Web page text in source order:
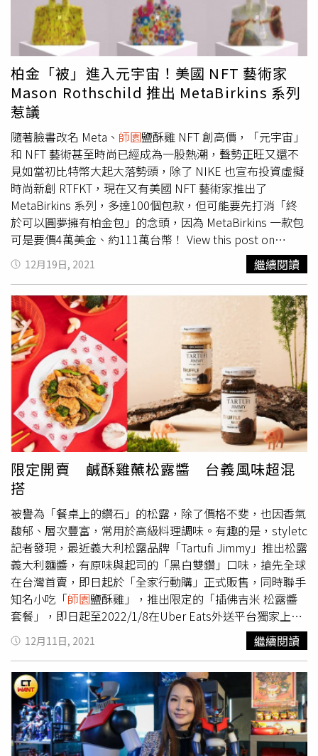
調和石紋展現穩重而高貴的風格，內部更是巧妙隱藏星宇
Logo於細節之中，為整個空間增添了一絲獨特的品味。抬
頭仰望，北極星意象的吊燈閃爍於頂端，猶如星空之中璀璨
的星辰，讓旅客彷彿置身於星宇航空的夢幻航程之上。不僅
視覺上的精心，味覺上更是融入星宇獨家機上香氛『Home
in the air』，透過特有的香氣，營造出宛如家的溫馨感受。
如此同時，旅客得以在視覺和嗅覺的雙重愉悅中，為整個旅
程增添了難忘的回憶。星宇獨家機上香氛『Home in the
air』，透過特有的香氣，營造出宛如家的溫馨感受，為整個
旅程增添了難忘的回憶（圖／影音組）。全區配備免費Wi-Fi
及充電設備，讓旅客能夠自在地處理公務或休息娛樂。佔地
46坪的貴賓室提供30席座位，巧妙的座位設計保有個人隱
私空間，讓每位旅客在這裡都能找到屬於自己的放鬆角落。
對於星宇航空而言，這不僅是一個貴賓室，更是彰顯了他們
對細節和旅客體驗的極致追求，目的就是為了讓每位步入這
片星際奇境的旅客都能夠享受到一場舒適的休息時光。東方
宇逸貴賓室以臺灣特有種國寶級鳥類「藍腹鷳」為意象，更
透過木質的空間設計以穿透式格柵區隔空間，象徵著山嶽神
木的雄峙與懷抱，營造出開闊與寧靜的氛圍（圖／影音
組）。東方宇逸貴賓室：結合自然與現代的極致享受東方宇
逸貴賓室於2020年全新開幕，為旅客提供獨一無二的休息
體驗。貴賓室以臺灣特有種國寶級鳥類「藍腹鷳」為意象，
並透過木質的空間設計以穿透式格柵區隔空間，象徵著山嶽
神木的雄峙與懷抱，營造貴賓室開闊與寧靜的氛圍。為了滿
足每位貴賓的需求，貴賓室提供多樣的區域，包括單人沙發
區和用餐區。特別貼心的是，用餐區分別設立個人用餐區和
多人用餐區，讓旅客可以根據自己的喜好和需求選擇適合的
座位，無論是想要自在地品味咖啡，或是舒適用餐，都能在
這個空間找到心靈的寧靜。貴賓室提供多樣的區域，包括單
人沙發區和用餐區，讓旅客可以根據自己的喜好和需求選擇
適合的座位（圖／影音組）。針對長時間需要在貴賓室久待
的旅客，貴賓室提供無限的網路，並在每個座位都配置充電
座，方便旅客確保電子設備的充足電力。而貴賓室更特別設
有淋浴間，無需額外付費備品應有盡有，只需事先與服務人
員預約，即可享用。東方宇逸貴賓室以其周到貼心的服務和
優雅的環境，為旅客提供了一個愉快的休息場所，使整體旅
行體驗更為完美。長榮航空的四大貴賓室，各自獨特的設計
風格為旅客提供了不同的休憩體驗。The STAR貴賓室各區
不同座椅，滿足客戶不同放鬆需求（圖／長榮航空提供）。
長榮航空貴賓室：探索四大貴賓室愜意之美長榮航空擁有四
間獨特風格的貴賓室，每一間都展現出截然不同的設計理
念，為旅客提供多元的休息體驗。首先，The Garden貴賓
室以典雅獨特的設計、挑高及半開放的空間營造庭園綠意的
悠閒氛圍，且全天供應多款現煮熱食，現代感酒吧於午後還
閃吧可以搶先飲用全面升級的NEW ASAHI SUPER DRY現壓
生啤酒。（圖／ASAHI提供）為了讓台灣消費者品嘗NEW
ASAHI SUPER DRY的升級風味，品牌即日起～7/31在台北
誠品生活南西店設置「NEW ASAHI SUPER DRY潮流快閃
吧」，除了可搶先飲用全面升級的NEW ASAHI SUPER DRY
現壓生啤酒外，還有乾杯燒肉、鼎旺麻辣鍋、 師園鹽酥雞、
通庵熟成咖喱聯手提供經典小食，搭配啤酒更暢快！現場另
設VR體驗區，猶如秒飛日本，身歷其境感受ASAHI SUPER
DRY的生產現場。活動期間，同步串聯台北南西中山商圈10
家精選餐廳，推出啤酒、餐酒組合等多重優惠，並於全台指
定餐廳進行限時買一送一與潮流快閃吧巡迴等多樣活動。另
外，即日起至8/31止，凡購買ASAHI SUPER DRY系列商品
並憑發票登錄LINE官方帳號集點，還可兌換品牌限量禮
盒、高雄洲際酒店住宿劵等多樣好禮，再加碼抽日本來回機
票。※《CTWANT》提醒您：喝酒勿開車！飲酒過量，有害
健康，未滿18歲請勿飲酒。
美味濃縮，開發出首款冷凍鹽酥雞，炸雞表皮酥香、肉質多
汁軟嫩，誓言療癒全台炸物控與宵夜咖，讓大家晚上臨時想
吃鹽酥雞時也可以快速買到。冷凍包採用台灣優良雞隻，透
過獨家中藥醃漬配方，並以號稱業界最薄裹粉技術，保留每
口炸雞都能吃到超過95%雞肉本體，也因胡椒鹽入炸粉，使
風味鹹中帶香不膩口，最後經由急速冷凍技術鎖住美味。只
要送入微波爐1～2分鐘或選擇氣炸5～8分鐘，即可上桌，
值得一提的是，即使是冷凍包，師園鹽酥雞仍堅持每日製程
更換新油，維持最佳品質避免油耗味產生，希望做到盡量與
實體店面現炸風味如出一轍。「韓辛甜薯無骨大口脆雞」單
點價145元，另有搭配套餐與分享餐。 （圖／肯德基提
供）另外速食品牌肯德基則於近日推出韓系新品「韓辛甜薯
無骨大口脆雞」，採用手切去骨雞腿肉塊，並以品牌經典辣
味調料粉醃製，手工現場裹粉烹炸後，再裹上秘製韓式甜辣
醬汁，並搭配酥炸過的台農57號黃金地瓜塊，讓一個人想吃
韓式炸雞時也能獨享爽嗑，同時採個人餐盒設計，可以防疫
安心吃，即日起至6/20於全台指定肯德基門市限定販售，售
完為止。
柏金「被」進入元宇宙！美國 NFT 藝術家
Mason Rothschild 推出 MetaBirkins 系列
惹議
隨著臉書改名 Meta、 師園鹽酥雞 NFT 創高價，「元宇宙」
和 NFT 藝術甚至時尚已經成為一股熱潮，聲勢正旺又還不
見如當初比特幣大起大落勢頭，除了 NIKE 也宣布投資虛擬
時尚新創 RTFKT，現在又有美國 NFT 藝術家推出了
MetaBirkins 系列，多達100個包款，但可能要先打消「終
於可以圓夢擁有柏金包」的念頭，因為 MetaBirkins 一款包
可是要價4萬美金、約111萬台幣！ View this post on
Instagram A post shared by MetaBirkins (@metabirkins)
還記得當初師大夜市知名鹽酥雞店「
鹽酥雞」線上開設
NFT 鹽酥雞店，一天之間漲幅多達百倍！但這次的
MetaBirkins 可是完全不同層次，不僅一款 NFT 要價4萬美
金，更因為未得到愛馬仕 Hermes 授權獲同意，可能必須面
對侵犯 Hermes 知識財產權與商標的爭議。 View this post
on Instagram A post shared by MetaBirkins
(@metabirkins)根據 Forbes 報導，Mason Rothschild 創作
MetaBirkins 系列的原因是為了倡議奢侈品「零動物」理
念，透過數位化的皮草、豐富的色彩與圖案，設計出所謂
「零殘忍」的虛擬時尚單品，現在正是許多品牌、設計師極
需解決的目標，但透過虛擬持有，真的能解決問題還是只是
種假議題？
12月19日, 2021 繼續閱讀
限定開賣 鹹酥雞蘸松露醬 台義風味超混
搭
被譽為「餐桌上的鑽石」的松露，除了價格不斐，也因香氣
馥郁、層次豐富，常用於高級料理調味。有趣的是，styletc
記者發現，最近義大利松露品牌「Tartufi Jimmy」推出松露
義大利麵醬，有原味與起司的「黑白雙鑽」口味，搶先全球
在台灣首賣，即日起於「全家行動購」正式販售，同時聯手
知名小吃「師園鹽酥雞」，推出限定的「插佛吉米 松露醬
套餐」，即日起至2022/1/8在Uber Eats外送平台獨家上
市，只要點經典炸雞雙人套餐加99元，即可升級搭配黑白雙
鑽。「Tartufi Jimmy松露義大利麵醬」的起司口味用於沙拉
或脆薯搭配，都能提升風味。 「Tartufi Jimmy松露義大利
麵醬」的起司口味，使用高級帕瑪森香濃起司、特級初榨橄
欖油，將義大利3%夏季黑松露與濃醇乳香結合，開罐即可
食用。最簡單的調理做法是將醬料均勻拌入全熟的義大利麵
後，加入橄欖油及少許鹽巴調味，或以沙拉佐松露醬當做冷
盤前菜，提升蔬菜的清甜脆口，當然也可以現炸松露脆薯，
12月11日, 2021 繼續閱讀